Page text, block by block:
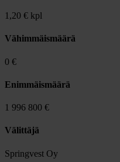
1,20 € kpl
Vähimmäismäärä
0 €
Enimmäismäärä
1 996 800 €
Välittäjä
Springvest Oy